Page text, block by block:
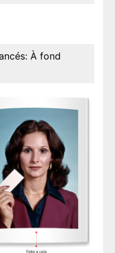
À fond